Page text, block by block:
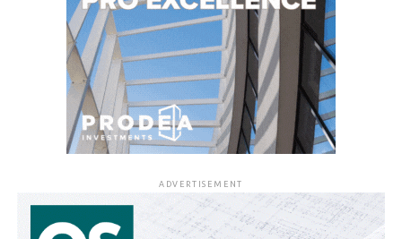
ADVERTISEMENT